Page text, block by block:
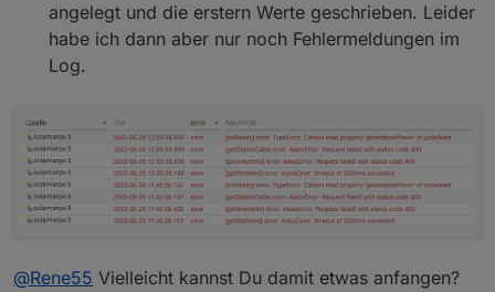
angelegt und die erstern Werte geschrieben. Leider
habe ich dann aber nur noch Fehlermeldungen im
Log.
@Rene55 Vielleicht kannst Du damit etwas anfangen?